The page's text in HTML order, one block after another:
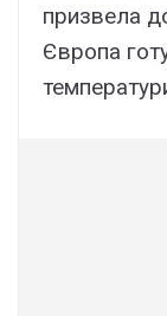
призвела
Європа